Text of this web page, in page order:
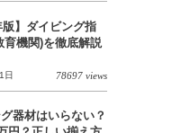
版】ダイビング指
育機関)を徹底解説
日 78697 views
器材はいらない？